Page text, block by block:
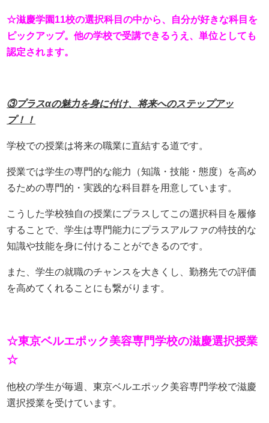
☆滋慶学園11校の選択科目の中から、自分が好きな科目を
ピックアップ。他の学校で受講できるうえ、単位としても
認定されます。
③プラスαの魅力を身に付け、将来へのステップアッ
プ！！
学校での授業は将来の職業に直結する道です。
授業では学生の専門的な能力（知識・技能・態度）を高め
るための専門的・実践的な科目群を用意しています。
こうした学校独自の授業にプラスしてこの選択科目を履修
することで、学生は専門能力にプラスアルファの特技的な
知識や技能を身に付けることができるのです。
また、学生の就職のチャンスを大きくし、勤務先での評価
を高めてくれることにも繋がります。
☆東京ベルエポック美容専門学校の滋慶選択授業
☆
他校の学生が毎週、東京ベルエポック美容専門学校で滋慶
選択授業を受けています。